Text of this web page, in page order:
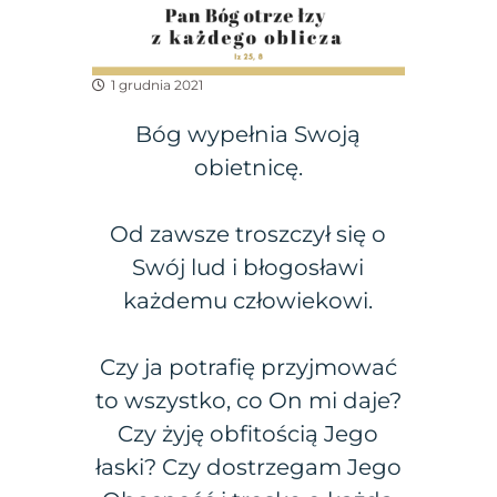
1 grudnia 2021
Bóg wypełnia Swoją
obietnicę.
Od zawsze troszczył się o
Swój lud i błogosławi
każdemu człowiekowi.
Czy ja potrafię przyjmować
to wszystko, co On mi daje?
Czy żyję obfitością Jego
łaski? Czy dostrzegam Jego